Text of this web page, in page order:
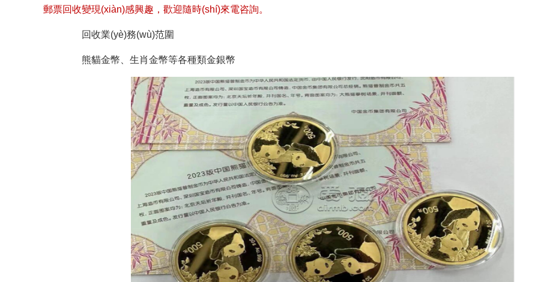
郵票回收變現(xiàn)感興趣，歡迎隨時(shí)來電咨詢。
回收業(yè)務(wù)范圍
熊貓金幣、生肖金幣等各種類金銀幣